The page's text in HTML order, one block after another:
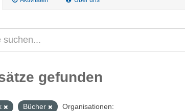
gefunden
Bücher
Organisationen: